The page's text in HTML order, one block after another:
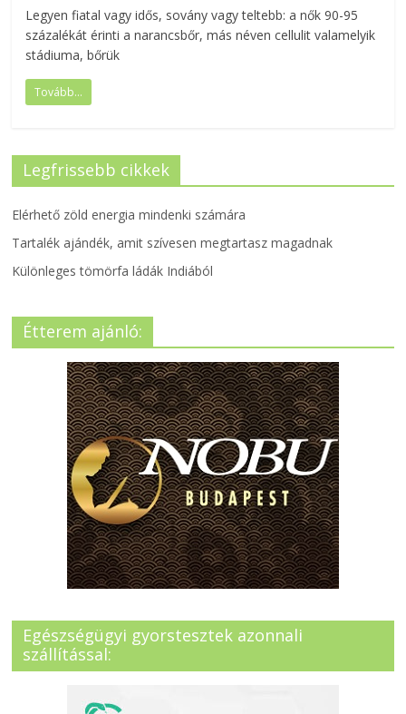
Legyen fiatal vagy idős, sovány vagy teltebb: a nők 90-95
százalékát érinti a narancsbőr, más néven cellulit valamelyik
stádiuma, bőrük
Tovább...
Legfrissebb cikkek
Elérhető zöld energia mindenki számára
Tartalék ajándék, amit szívesen megtartasz magadnak
Különleges tömörfa ládák Indiából
Étterem ajánló:
Egészségügyi gyorstesztek azonnali
szállítással: